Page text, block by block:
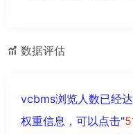
数据评估
vcbms浏览人数已经
权重信息，可以点击"